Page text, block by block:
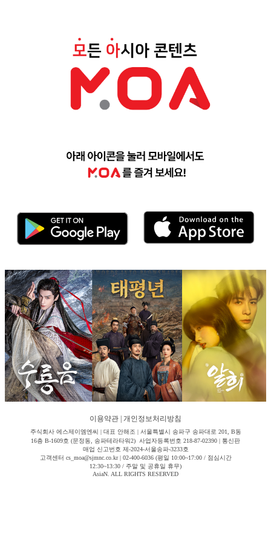
이용약관 개인정보처리방침
주식회사 에스제이엠엔씨 | 대표 안해조 | 서울특별시 송파구 송파대로 201, B동
16층 B-1609호 (문정동, 송파테라타워2) 사업자등록번호 218-87-02390 | 통신판
매업 신고번호 제-2024-서울송파-3233호
고객센터 cs_moa@sjmnc.co.kr | 02-400-6036 (평일 10:00~17:00 / 점심시간
12:30~13:30 / 주말 및 공휴일 휴무)
AsiaN. ALL RIGHTS RESERVED